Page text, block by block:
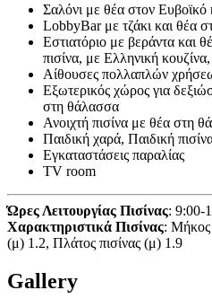
Σαλόνι με θέα στον Ευβοϊκό
LobbyBar με τζάκι και θέα
Εστιατόριο με βεράντα και
πισίνα, με Ελληνική
Αίθουσες πολλαπλών
Εξωτερικός χώρος για
στη θάλασσα
Ανοιχτή πισίνα με θέα στη
Παιδική χαρά, Παιδική
Εγκαταστάσεις παραλίας
TV room
Ώρες Λειτουργίας Πισίνας: 9:00-
Χαρακτηριστικά Πισίνας: Μήκος
(μ) 1.2, Πλάτος πισίνας (μ) 1.9
Gallery